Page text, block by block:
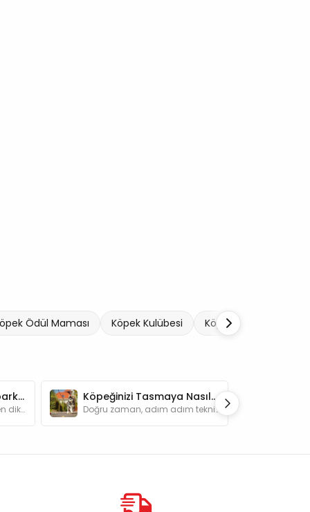
Ödül Maması Köpek Kulübesi Köpek Taşıma
Köpeğinizle Kamp Yaparken Dikkat Etmeniz Gerekenler
Köpeğinizle kamp yaparken dikkat etmeniz gerekenler nelerdir? Sağlık hazırlıkları, güvenlik önlemleri ve keyifli bir kamp deneyimi için ipuçları.
Köpeğinizi Tasmaya Nasıl Alıştırabilirsiniz?
Doğru zaman, adım adım teknikler ve olumlu takviyelerle köpeğinizi tasmaya alıştırma yöntemlerini öğrenin.